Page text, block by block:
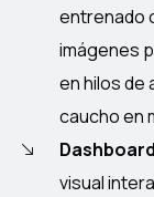
entrenado
imágenes
en hilos de
caucho en
visual